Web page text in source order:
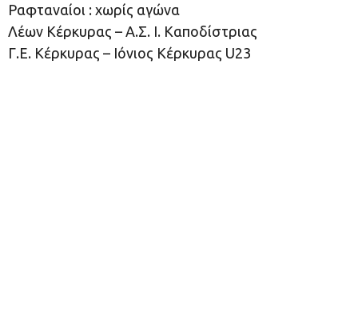
Ραφταναίοι : χωρίς αγώνα
Λέων Κέρκυρας – Α.Σ. Ι. Καποδίστριας
Γ.Ε. Κέρκυρας – Ιόνιος Κέρκυρας U23